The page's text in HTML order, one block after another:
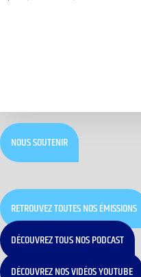
NOUS SOUTENIR
RETROUVEZ TOUTES NOS ÉMISSIONS
DÉCOUVREZ TOUS NOS PODCAST
DÉCOUVREZ NOS VIDÉOS YOUTUBE